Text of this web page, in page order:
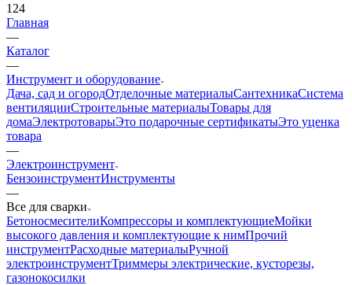
124
Главная
—
Каталог
—
Инструмент и оборудование
Дача, сад и огородОтделочные материалыСантехникаСистема
вентиляцииСтроительные материалыТовары для
домаЭлектротоварыЭто подарочные сертификатыЭто уценка
товара
—
Электроинструмент
БензоинструментИнструменты
—
Все для сварки
БетоносмесителиКомпрессоры и комплектующиеМойки
высокого давления и комплектующие к нимПрочий
инструментРасходные материалыРучной
электроинструментТриммеры электрические, кусторезы,
газонокосилки